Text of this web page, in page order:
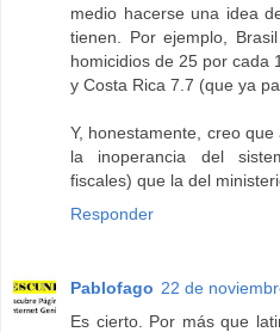
medio hacerse una idea
tienen. Por ejemplo,
homicidios de 25 por cada
y Costa Rica 7.7 (que ya
Y, honestamente, creo
la inoperancia del
fiscales) que la del
Responder
Pablofago 22 de
Es cierto. Por más que